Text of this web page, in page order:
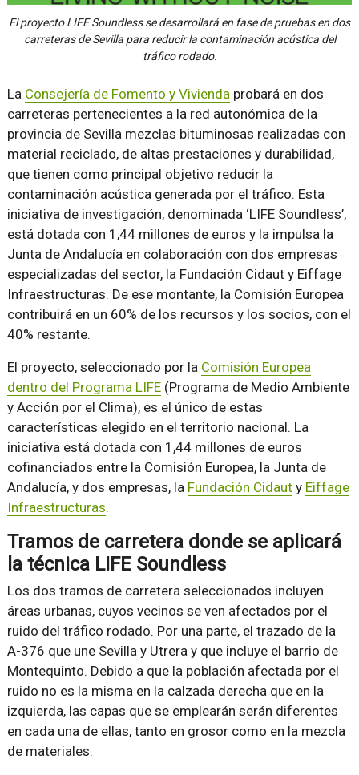
El proyecto LIFE Soundless se desarrollará en fase de pruebas en dos
carreteras de Sevilla para reducir la contaminación acústica del
tráfico rodado.
La Consejería de Fomento y Viviendaprobará en dos
carreteras pertenecientes a la red autonómica de la
provincia de Sevilla mezclas bituminosas realizadas con
material reciclado, de altas prestaciones y durabilidad,
que tienen como principal objetivo reducir la
contaminación acústica generada por el tráfico. Esta
iniciativa de investigación, denominada ‘LIFE Soundless’,
está dotada con 1,44 millones de euros y la impulsa la
Junta de Andalucía en colaboración con dos empresas
especializadas del sector, la Fundación Cidaut y Eiffage
Infraestructuras. De ese montante, la Comisión Europea
contribuirá en un 60% de los recursos y los socios, con el
40% restante.
El proyecto, seleccionado por la Comisión Europea
dentro del Programa LIFE(Programa de Medio Ambiente
y Acción por el Clima), es el único de estas
características elegido en el territorio nacional. La
iniciativa está dotada con 1,44 millones de euros
cofinanciados entre la Comisión Europea, la Junta de
Andalucía, y dos empresas, la Fundación Cidauty Eiffage
Infraestructuras.
Tramos de carretera donde se aplicará
la técnica LIFE Soundless
Los dos tramos de carretera seleccionados incluyen
áreas urbanas, cuyos vecinos se ven afectados por el
ruido del tráfico rodado. Por una parte, el trazado de la
A-376 que une Sevilla y Utrera y que incluye el barrio de
Montequinto. Debido a que la población afectada por el
ruido no es la misma en la calzada derecha que en la
izquierda, las capas que se emplearán serán diferentes
en cada una de ellas, tanto en grosor como en la mezcla
de materiales.